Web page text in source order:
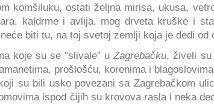
komšiluku, ostati željna mirisa, ukusa,
kaldrme i avlija, mog drveta kruške i
biti tu, na toj svetoj zemlji koja je dedi od
koje su se "slivale" uZagrebačku, živeli su
prošlošću, korenima i
su bili usko povezani sa Zagrebačkom
ispod čijih su krovova rasla i neka